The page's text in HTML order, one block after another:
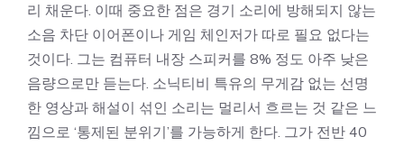
리 채운다. 이때 중요한 점은 경기 소리에 방해되지 않는
소음 차단 이어폰이나 게임 체인저가 따로 필요 없다는
것이다. 그는 컴퓨터 내장 스피커를 8% 정도 아주 낮은
음량으로만 듣는다. 소닉티비 특유의 무게감 없는 선명
한 영상과 해설이 섞인 소리는 멀리서 흐르는 것 같은 느
낌으로 ‘통제된 분위기’를 가능하게 한다. 그가 전반 40